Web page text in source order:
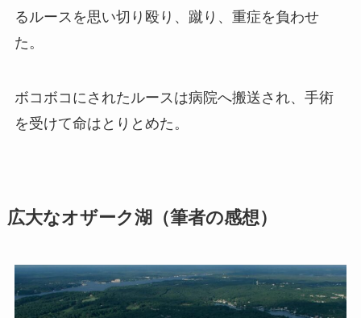
るルースを思い切り殴り、蹴り、重症を負わせ
た。
ボコボコにされたルースは病院へ搬送され、手術
を受けて命はとりとめた。
広大なオザーク湖（筆者の感想）